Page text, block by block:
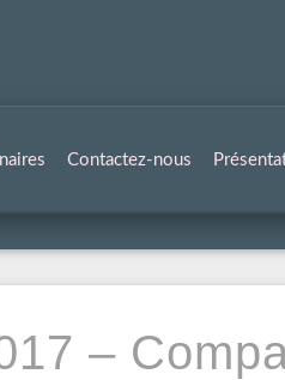
Contactez-nous
–